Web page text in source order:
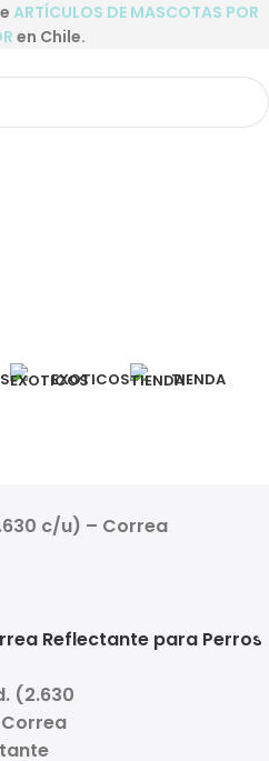
ARTÍCULOS DE MASCOTAS POR
en Chile.
EXOTICOS TIENDA
c/u) – Correa